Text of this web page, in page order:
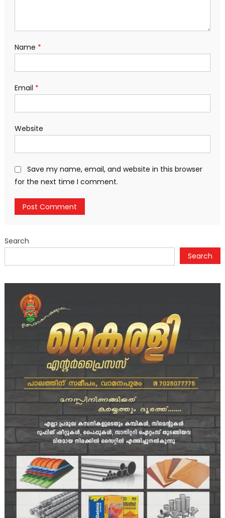
Name *
Email *
Website
Save my name, email, and website in this browser
for the next time I comment.
Search
Search